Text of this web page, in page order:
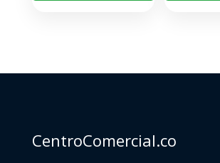
CentroComercial.co